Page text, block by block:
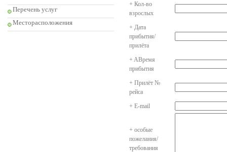
Перечень услуг
Месторасположения
+ Кол-во
взрослых
+ Дата
прибытия/
прилёта
+ AВремя
прибытия
+ Прилёт №
рейса
+ E-mail
+ особые
пожелания/
требования